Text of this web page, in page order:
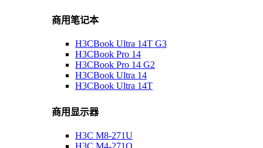
商用笔记本
H3CBook Ultra 14T G3
H3CBook Pro 14
H3CBook Pro 14 G2
H3CBook Ultra 14
H3CBook Ultra 14T
商用显示器
H3C M8-271U
H3C M4-271Q